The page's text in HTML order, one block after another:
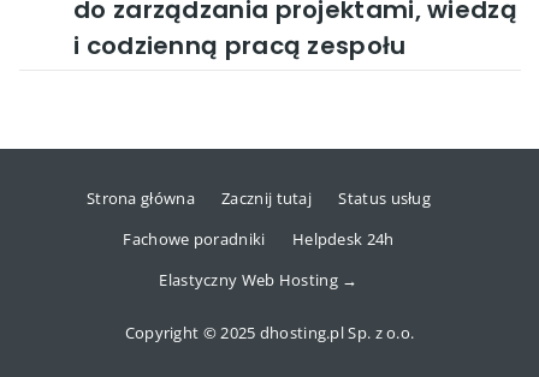
do zarządzania projektami, wiedzą
i codzienną pracą zespołu
Strona główna Zacznij tutaj
Status usług
Fachowe poradniki
Helpdesk 24h
Elastyczny Web Hosting →
Copyright © 2025 dhosting.pl Sp. z o.o.